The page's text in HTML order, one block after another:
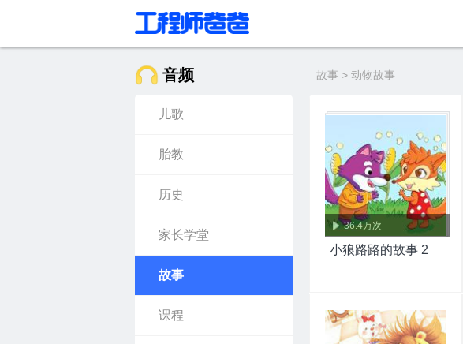
音频 故事 > 动物故事
儿歌
胎教
历史
家长学堂
故事
课程
36.4万次
小狼路路的故事 2